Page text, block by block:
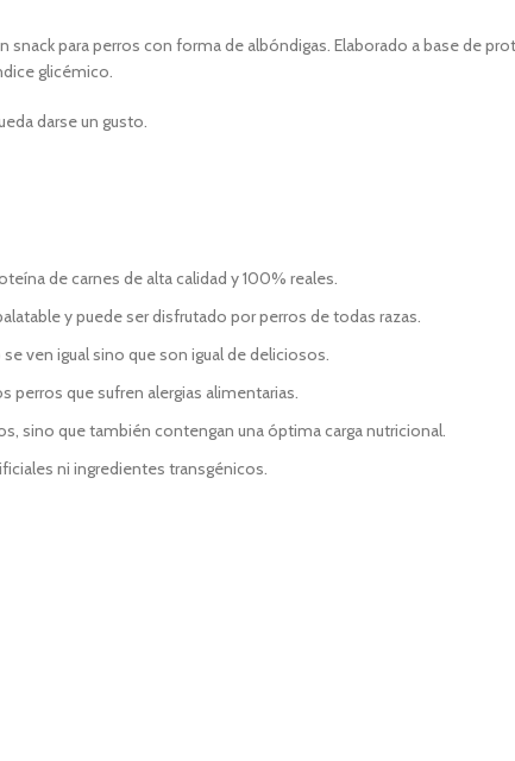
snack para perros con forma de albóndigas. Elaborado a base de
glicémico.
darse un gusto.
de carnes de alta calidad y 100% reales.
y puede ser disfrutado por perros de todas razas.
ven igual sino que son igual de deliciosos.
perros que sufren alergias alimentarias.
sino que también contengan una óptima carga nutricional.
ni ingredientes transgénicos.